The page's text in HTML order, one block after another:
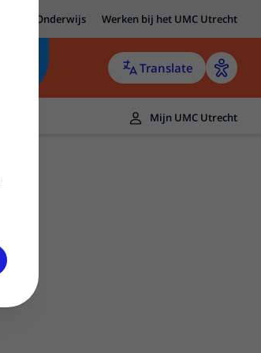
Onderwijs Werken bij het UMC Utrecht
Translate
Mijn UMC Utrecht